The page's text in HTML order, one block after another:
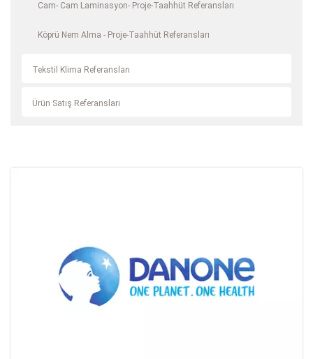
Cam- Cam Laminasyon- Proje-Taahhüt Referansları
Köprü Nem Alma - Proje-Taahhüt Referansları
Tekstil Klima Referansları
Ürün Satış Referansları